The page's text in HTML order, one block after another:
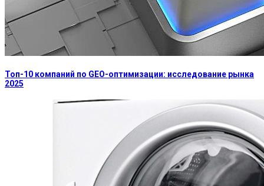
Топ-10 компаний по GEO-оптимизации: исследование рынка
2025